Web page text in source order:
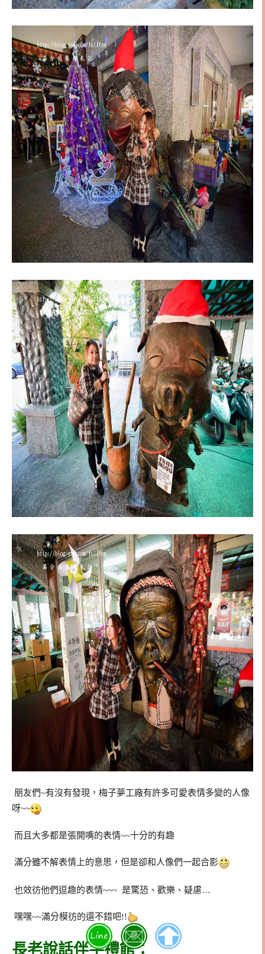
朋友們~有沒有發現，梅子夢工廠有許多可愛表情多變的人像
呀~~
而且大多都是張開嘴的表情~~十分的有趣
滿分雖不解表情上的意思，但是卻和人像們一起合影
也效彷他們逗趣的表情~~~ 是驚恐、歡樂、疑慮…
嘿嘿~~滿分模彷的還不錯吧!!
長老說話伴手禮館：